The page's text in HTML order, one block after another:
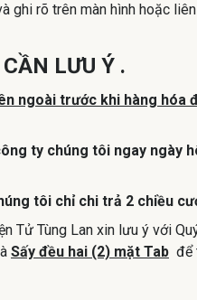
ghi rõ trên màn hình hoặc
LƯU Ý .
ngoài trước khi hàng
ty chúng tôi ngay
tôi chỉ chi trả 2 chiều
Tử Tùng Lan xin lưu ý với
Sấy đều hai (2) mặt Tab để